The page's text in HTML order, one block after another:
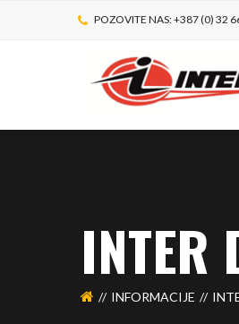
POZOVITE NAS: +387 (0) 32
INTER
INFORMACIJE